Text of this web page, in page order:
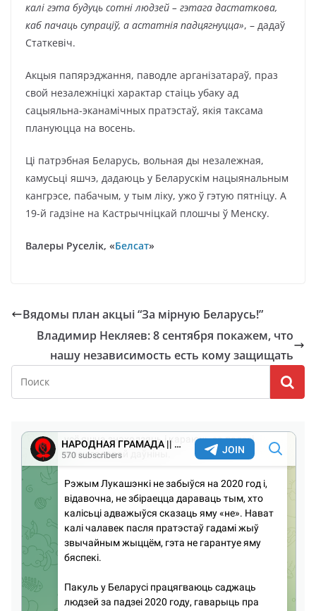
калі гэта будуць сотні людзей – гэтага дастаткова,
каб пачаць супраціў, а астатнія падцягнуцца», – дадаў
Статкевіч.
Акцыя папярэджання, паводле арганізатараў, праз
свой незалежніцкі характар стаіць убаку ад
сацыяльна-эканамічных пратэстаў, якія таксама
плануюцца на восень.
Ці патрэбная Беларусь, вольная ды незалежная,
камусьці яшчэ, дадаюць у Беларускім нацыянальным
кангрэсе, пабачым, у тым ліку, ужо ў гэтую пятніцу. А
19-й гадзіне на Кастрычніцкай плошчы ў Менску.
Валеры Руселік, «Белсат»
Вядомы план акцыі “За мірную Беларусь!”
Владимир Некляев: 8 сентября покажем, что
нашу независимость есть кому защищать